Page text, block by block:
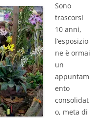
Sono
trascorsi
10 anni,
l’esposizio
ne è ormai
un
appuntam
ento
consolidat
o, meta di